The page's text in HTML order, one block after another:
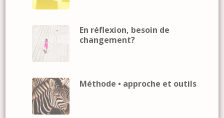
En réflexion, besoin de
changement?
Méthode • approche et outils